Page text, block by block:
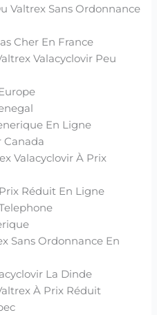
Valtrex Sans Ordonnance
Cher En France
Valacyclovir Peu
En Ligne
Canada
Valacyclovir À Prix
Réduit En Ligne
Sans Ordonnance En
La Dinde
À Prix Réduit